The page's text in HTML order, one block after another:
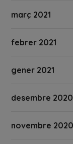
març 2021
febrer 2021
gener 2021
desembre 2020
novembre 2020